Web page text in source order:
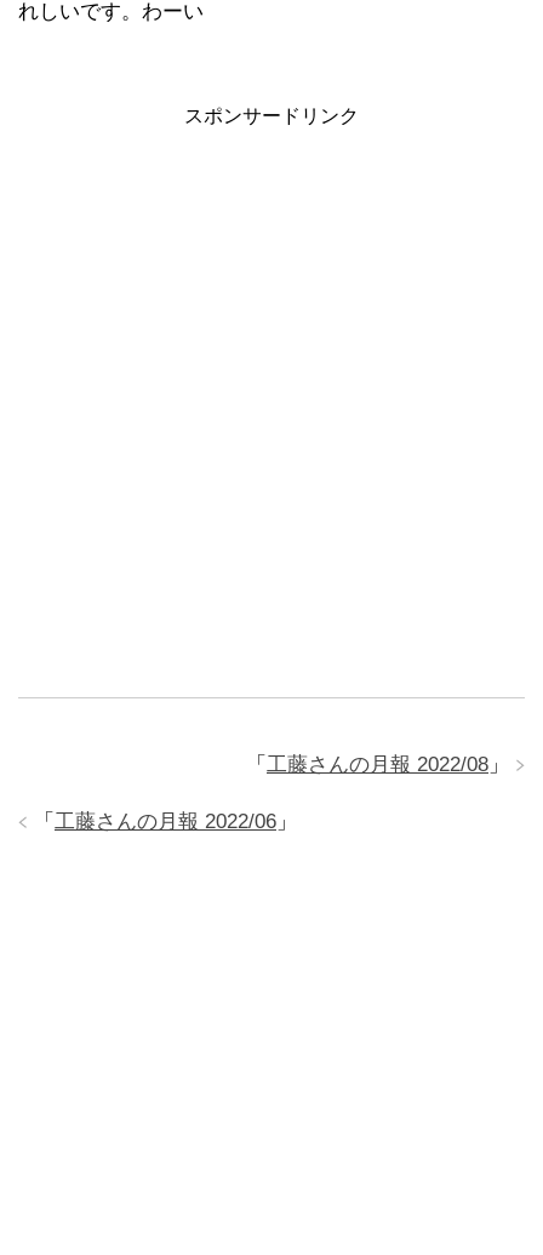
れしいです。わーい
スポンサードリンク
「 工藤さんの月報 2022/08 」
「 工藤さんの月報 2022/06 」